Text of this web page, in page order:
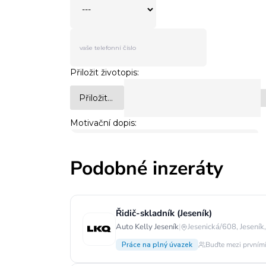
Podobné inzeráty
Řidič-skladník (Jeseník)
Auto Kelly Jeseník| Jesenická/608,
Práce na plný úvazek Buďte mezi